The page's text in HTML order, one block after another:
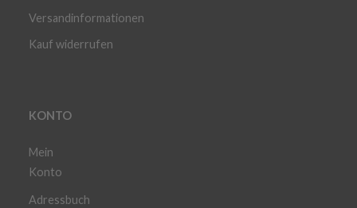
Versandinformationen
Kauf widerrufen
KONTO
Mein
Konto
Adressbuch